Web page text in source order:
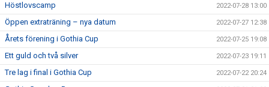
Höstlovscamp 2022-07-28 13:00
Öppen extraträning – nya datum 2022-07-27 12:38
Årets förening i Gothia Cup 2022-07-25 19:08
Ett guld och två silver 2022-07-23 19:11
Tre lag i final i Gothia Cup 2022-07-22 20:24